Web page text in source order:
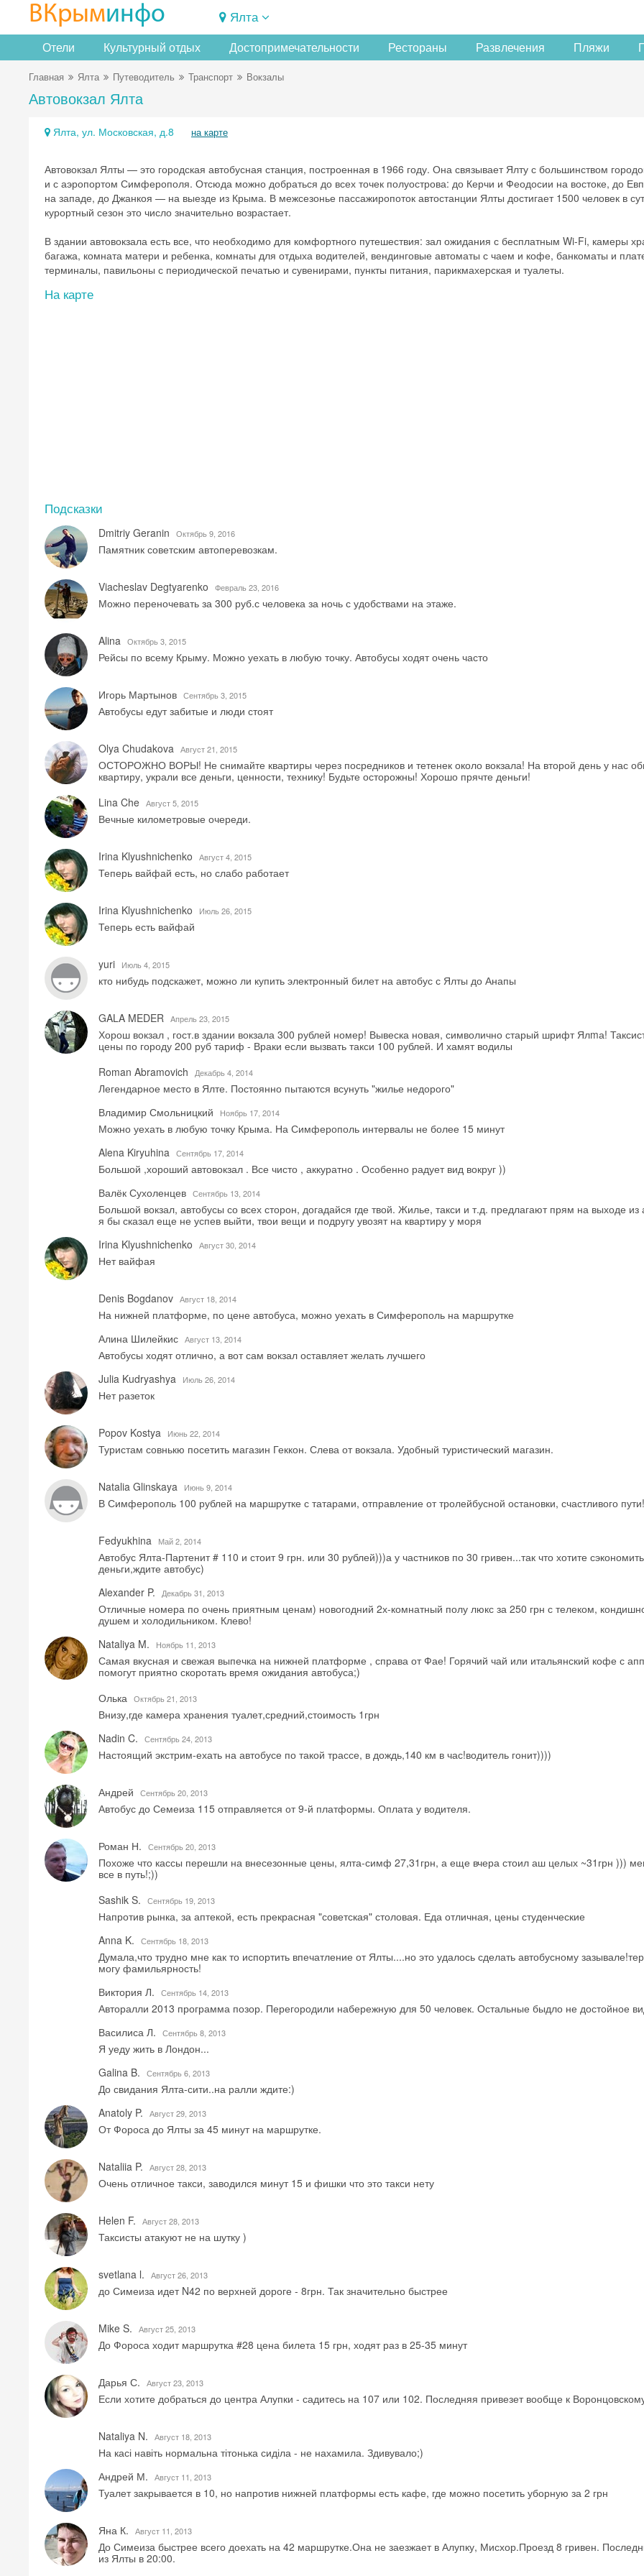
ВКрыминфо Ялта
Отели Культурный отдых Достопримечательности Рестораны Развлечения Пляжи
Главная Ялта Путеводитель Транспорт Вокзалы
Автовокзал Ялта
Ялта, ул. Московская, д.8 на карте
Автовокзал Ялты — это городская автобусная станция, построенная в 1966 году. Она связывает Ялту с большинством
и с аэропортом Симферополя. Отсюда можно добраться до всех точек полуострова: до Керчи и Феодосии на востоке, до
на западе, до Джанкоя — на выезде из Крыма. В межсезонье пассажиропоток автостанции Ялты достигает 1500 человек в
курортный сезон это число значительно возрастает.
В здании автовокзала есть все, что необходимо для комфортного путешествия: зал ожидания с бесплатным Wi-Fi, камеры
багажа, комната матери и ребенка, комнаты для отдыха водителей, вендинговые автоматы с чаем и кофе, банкоматы и
терминалы, павильоны с периодической печатью и сувенирами, пункты питания, парикмахерская и туалеты.
На карте
Подсказки
Dmitriy Geranin Октябрь 9, 2016
Памятник советским автоперевозкам.
Viacheslav Degtyarenko Февраль 23, 2016
Можно переночевать за 300 руб.с человека за ночь с удобствами на этаже.
Alina Октябрь 3, 2015
Рейсы по всему Крыму. Можно уехать в любую точку. Автобусы ходят очень часто
Игорь Мартынов Сентябрь 3, 2015
Автобусы едут забитые и люди стоят
Olya Chudakova Август 21, 2015
ОСТОРОЖНО ВОРЫ! Не снимайте квартиры через посредников и тетенек около вокзала! На второй день у нас
квартиру, украли все деньги, ценности, технику! Будьте осторожны! Хорошо прячте деньги!
Lina Che Август 5, 2015
Вечные километровые очереди.
Irina Klyushnichenko Август 4, 2015
Теперь вайфай есть, но слабо работает
Irina Klyushnichenko Июль 26, 2015
Теперь есть вайфай
yuri Июль 4, 2015
кто нибудь подскажет, можно ли купить электронный билет на автобус с Ялты до Анапы
GALA MEDER Aпрель 23, 2015
Хорош вокзал , гост.в здании вокзала 300 рублей номер! Вывеска новая, символично старый шрифт Ялmа!
цены по городу 200 руб тариф - Враки если вызвать такси 100 рублей. И хамят водилы
Roman Abramovich
Декабрь 4, 2014
Легендарное место в Ялте. Постоянно пытаются всунуть "жилье недорого"
Владимир Смольницкий
Ноябрь 17, 2014
Можно уехать в любую точку Крыма. На Симферополь интервалы не более 15 минут
Alena Kiryuhina Сентябрь 17, 2014
Большой ,хороший автовокзал . Все чисто , аккуратно . Особенно радует вид вокруг ))
Валёк Сухоленцев Сентябрь 13, 2014
Большой вокзал, автобусы со всех сторон, догадайся где твой. Жилье, такси и т.д. предлагают прям на выходе из
я бы сказал еще не успев выйти, твои вещи и подругу увозят на квартиру у моря
Irina Klyushnichenko
Август 30, 2014
Нет вайфая
Denis Bogdanov Август 18, 2014
На нижней платформе, по цене автобуса, можно уехать в Симферополь на маршрутке
Алина Шилейкис Август 13, 2014
Автобусы ходят отлично, а вот сам вокзал оставляет желать лучшего
Julia Kudryashya
Июль 26, 2014
Нет разеток
Popov Kostya Июнь 22, 2014
Туристам совнькю посетить магазин Геккон. Слева от вокзала. Удобный туристический магазин.
Natalia Glinskaya Июнь 9, 2014
В Симферополь 100 рублей на маршрутке с татарами, отправление от тролейбусной остановки, счастливого пути!
Fedyukhina Май 2, 2014
Автобус Ялта-Партенит # 110 и стоит 9 грн. или 30 рублей)))а у частников по 30 гривен...так что хотите сэкономить
деньги,ждите автобус)
Alexander P.
Декабрь 31, 2013
Отличные номера по очень приятным ценам) новогодний 2х-комнатный полу люкс за 250 грн с телеком,
душем и холодильником. Клево!
Nataliya M.
Ноябрь 11, 2013
Самая вкусная и свежая выпечка на нижней платформе , справа от Фае! Горячий чай или итальянский кофе с
помогут приятно скоротать время ожидания автобуса;)
Олька Октябрь 21, 2013
Внизу,где камера хранения туалет,средний,стоимость 1грн
Nadin C.
Сентябрь 24, 2013
Настоящий экстрим-ехать на автобусе по такой трассе, в дождь,140 км в час!водитель гонит))))
Андрей Сентябрь 20, 2013
Автобус до Семеиза 115 отправляется от 9-й платформы. Оплата у водителя.
Роман Н. Сентябрь 20, 2013
Похоже что кассы перешли на внесезонные цены, ялта-симф 27,31грн, а еще вчера стоил аш целых ~31грн )))
все в путь!;))
Sashik S.
Сентябрь 19, 2013
Напротив рынка, за аптекой, есть прекрасная "советская" столовая. Еда отличная, цены студенческие
Anna K.
Сентябрь 18, 2013
Думала,что трудно мне как то испортить впечатление от Ялты....но это удалось сделать автобусному
могу фамильярность!
Виктория Л.
Сентябрь 14, 2013
Авторалли 2013 программа позор. Перегородили набережную для 50 человек. Остальные быдло не достойное
Василиса Л.
Сентябрь 8, 2013
Я уеду жить в Лондон...
Galina B.
Сентябрь 6, 2013
До свидания Ялта-сити..на ралли ждите:)
Anatoly P.
Август 29, 2013
От Фороса до Ялты за 45 минут на маршрутке.
Nataliia P. Август 28, 2013
Очень отличное такси, заводился минут 15 и фишки что это такси нету
Helen F. Август 28, 2013
Таксисты атакуют не на шутку )
svetlana l. Август 26, 2013
до Симеиза идет N42 по верхней дороге - 8грн. Так значительно быстрее
Mike S. Август 25, 2013
До Фороса ходит маршрутка #28 цена билета 15 грн, ходят раз в 25-35 минут
Дарья С. Август 23, 2013
Если хотите добраться до центра Алупки - садитесь на 107 или 102. Последняя привезет вообще к
Nataliya N. Август 18, 2013
На касі навіть нормальна тітонька сиділа - не нахамила. Здивувало;)
Андрей М.
Август 11, 2013
Туалет закрывается в 10, но напротив нижней платформы есть кафе, где можно посетить уборную за 2 грн
Яна К. Август 11, 2013
До Симеиза быстрее всего доехать на 42 маршрутке.Она не заезжает в Алупку, Мисхор.Проезд 8 гривен.
из Ялты в 20:00.
Скидка −5%